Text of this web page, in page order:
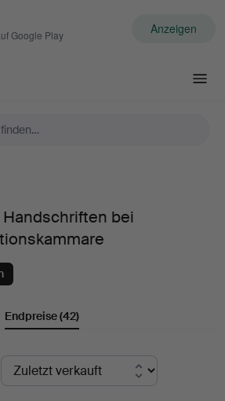
Google Play Anzeigen
bei
Endpreise(42)